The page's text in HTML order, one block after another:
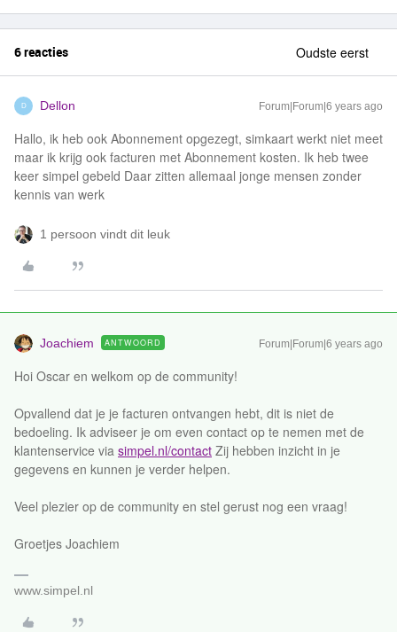
6 reacties Oudste eerst
D Dellon Forum|Forum|6 years ago
Hallo, ik heb ook Abonnement opgezegt, simkaart werkt niet meet
maar ik krijg ook facturen met Abonnement kosten. Ik heb twee
keer simpel gebeld Daar zitten allemaal jonge mensen zonder
kennis van werk
1 persoon vindt dit leuk
Joachiem ANTWOORD Forum|Forum|6 years ago
Hoi Oscar en welkom op de community!
Opvallend dat je je facturen ontvangen hebt, dit is niet de
bedoeling. Ik adviseer je om even contact op te nemen met de
klantenservice via simpel.nl/contact Zij hebben inzicht in je
gegevens en kunnen je verder helpen.
Veel plezier op de community en stel gerust nog een vraag!
Groetjes Joachiem
www.simpel.nl